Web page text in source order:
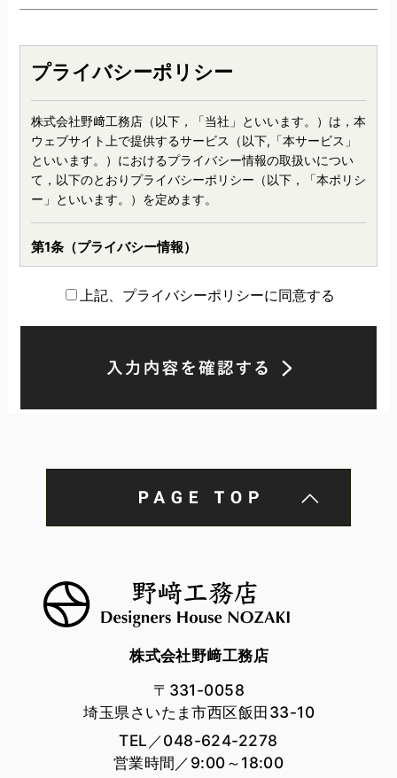
プライバシーポリシー
株式会社野﨑工務店（以下，「当社」といいます。）は，本
ウェブサイト上で提供するサービス（以下,「本サービス」
といいます。）におけるプライバシー情報の取扱いについ
て，以下のとおりプライバシーポリシー（以下，「本ポリシ
ー」といいます。）を定めます。
第1条（プライバシー情報）
プライバシー情報のうち「個人情報」とは，個人情報保護法
にいう「個人情報」を指すものとし，生存する個人に関する
情報であって，当該情報に含まれる氏名，生年月日，住所，
きる情報を指します。
報，端末の個体識別情報などを指します。
当社は，ユーザーが利用登録をする際に氏名，生年月日，住
所，電話番号，メールアドレス，銀行口座番号，クレジット
カード番号，運転免許証番号などの個人情報をお尋ねするこ
とがあります。また，ユーザーと提携先などとの間でなされ
を当社の提携先（情報提供元，広告主，広告配信先などを含
みます。以下，｢提携先｣といいます。）などから収集するこ
当社は，ユーザーについて，利用したサービスやソフトウエ
ア，購入した商品，閲覧したページや広告の履歴，検索した
上記、プライバシーポリシーに同意する
株式会社野﨑工務店
〒331-0058
埼玉県さいたま市西区飯田33-10
TEL／048-624-2278
営業時間／9:00～18:00